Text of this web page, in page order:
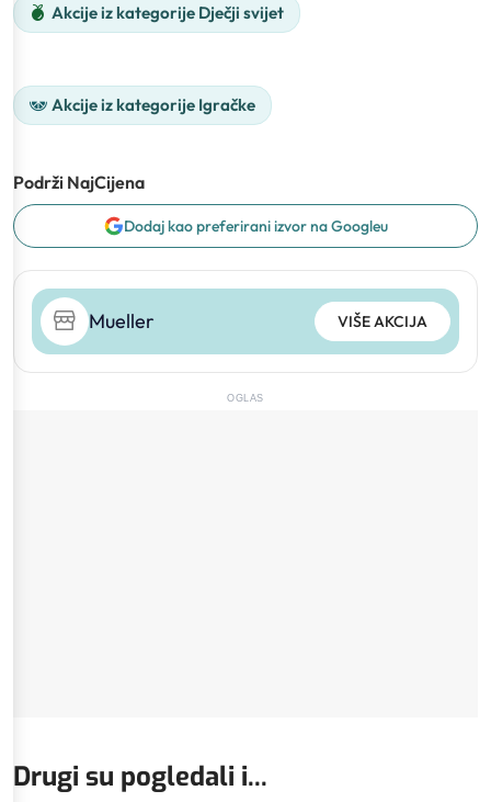
Akcije iz kategorije Dječji svijet
Akcije iz kategorije Igračke
Podrži NajCijena
Dodaj kao preferirani izvor na Googleu
Mueller VIŠE AKCIJA
OGLAS
Drugi su pogledali i...